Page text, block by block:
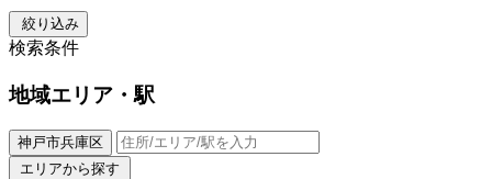
絞り込み
検索条件
地域エリア・駅
神戸市兵庫区
エリアから探す